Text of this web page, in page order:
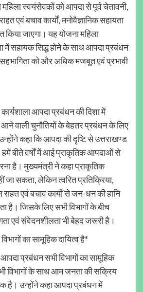
स्वयंसेवकों को आपदा से पूर्व चेतावनी,
एवं बचाव कार्यों, मनोवैज्ञानिक सहायता
किया जाएगा। यह योजना महिला
में सहायक सिद्ध होने के साथ आपदा प्रबंधन
को और अधिक मजबूत एवं प्रभावी
आपदा प्रबंधन की दिशा में
आने वाली चुनौतियों के बेहतर प्रबंधन के लिए
कहा कि आपदा की दृष्टि से उत्तराखण्ड
बीते वर्षों में आई प्राकृतिक आपदाओं से
है। मुख्यमंत्री ने कहा प्राकृतिक
जा सकता, लेकिन त्वरित प्रतिक्रिया,
एवं बचाव कार्यों से जन-धन की हानि
है। जिसके लिए सभी विभागों के बीच
एवं संवेदनशीलता भी बेहद जरूरी है।
का सामूहिक दायित्व है*
प्रबंधन सभी विभागों का सामूहिक
विभागों के साथ आम जनता की सक्रिय
है। उन्होंने कहा आपदा प्रबंधन में